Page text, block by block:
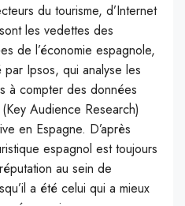
du tourisme, d’Internet
les vedettes des
de l’économie espagnole,
par Ipsos, qui analyse les
à compter des données
Audience Research)
en Espagne. D’après
espagnol est toujours
au sein de
a été celui qui a mieux